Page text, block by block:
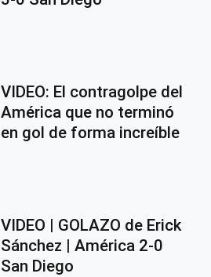
VIDEO: El contragolpe del
América que no terminó
en gol de forma increíble
VIDEO | GOLAZO de Erick
Sánchez | América 2-0
San Diego